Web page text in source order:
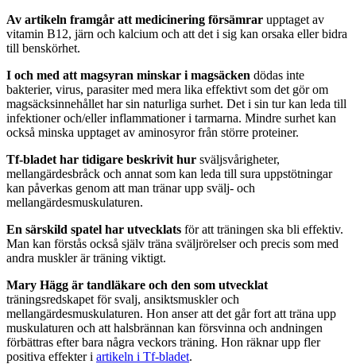
Av artikeln framgår att medicinering försämrar upptaget av
vitamin B12, järn och kalcium och att det i sig kan orsaka eller bidra
till benskörhet.
I och med att magsyran minskar i magsäcken dödas inte
bakterier, virus, parasiter med mera lika effektivt som det gör om
magsäcksinnehållet har sin naturliga surhet. Det i sin tur kan leda till
infektioner och/eller inflammationer i tarmarna. Mindre surhet kan
också minska upptaget av aminosyror från större proteiner.
Tf-bladet har tidigare beskrivit hur sväljsvårigheter,
mellangärdesbråck och annat som kan leda till sura uppstötningar
kan påverkas genom att man tränar upp svälj- och
mellangärdesmuskulaturen.
En särskild spatel har utvecklats för att träningen ska bli effektiv.
Man kan förstås också själv träna sväljrörelser och precis som med
andra muskler är träning viktigt.
Mary Hägg är tandläkare och den som utvecklat
träningsredskapet för svalj, ansiktsmuskler och
mellangärdesmuskulaturen. Hon anser att det går fort att träna upp
muskulaturen och att halsbrännan kan försvinna och andningen
förbättras efter bara några veckors träning. Hon räknar upp fler
positiva effekter i artikeln i Tf-bladet.